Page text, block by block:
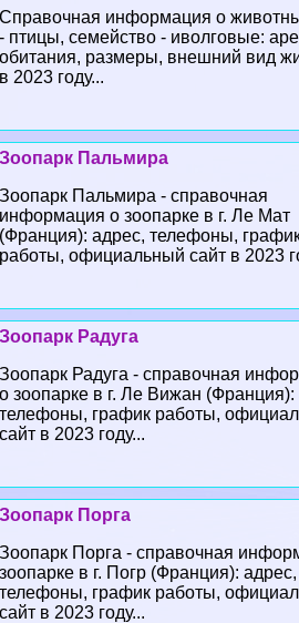
Справочная информация о
- птицы, семейство - иволговые:
обитания, размеры, внешний вид
в 2023 году...
Зоопарк Пальмира
Зоопарк Пальмира - справочная
информация о зоопарке в г. Ле Мат
(Франция): адрес, телефоны,
работы, официальный сайт в 2023
Зоопарк Радуга
Зоопарк Радуга - справочная
о зоопарке в г. Ле Вижан (Франция):
телефоны, график работы,
сайт в 2023 году...
Зоопарк Порга
Зоопарк Порга - справочная
зоопарке в г. Погр (Франция): адрес,
телефоны, график работы,
сайт в 2023 году...